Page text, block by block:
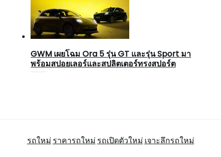
GWM เผยโฉม Ora 5 รุ่น GT และรุ่น Sport มา
พร้อมสปอยเลอร์และสปลิตเตอร์ทรงสปอร์ต
รถใหม่ ราคารถใหม่ รถเปิดตัวใหม่ เจาะลึกรถใหม่